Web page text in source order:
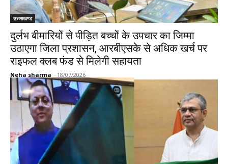
उत्तराखण्ड
दुर्लभ बीमारियों से पीड़ित बच्चों के उपचार का जिम्मा
उठाएगा जिला प्रशासन, आरबीएसके से अधिक खर्च पर
राइफल क्लब फंड से मिलेगी सहायता
Neha sharma - 18/07/2026